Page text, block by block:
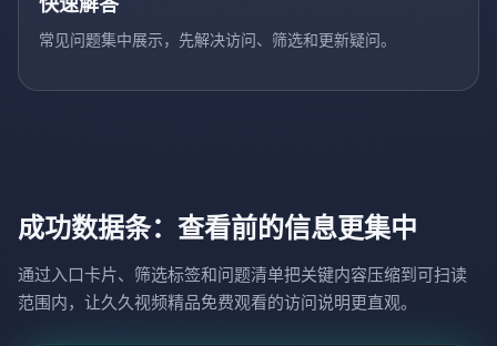
常见问题集中展示，先解决访问、筛选和更新疑问。
成功数据条：查看前的信息更集中
通过入口卡片、筛选标签和问题清单把关键内容压缩到可扫读
范围内，让久久视频精品免费观看的访问说明更直观。